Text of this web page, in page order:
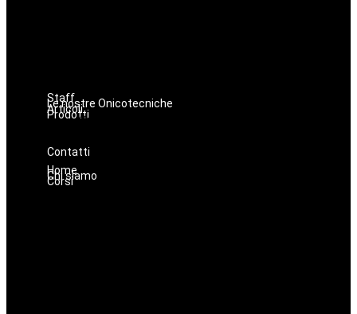
Staff
Le nostre Onicotecniche
Articoli
ProdottiOniconails
Prodotti per ricostruzione unghie
Contatti
Home
Chi siamo
Corsi